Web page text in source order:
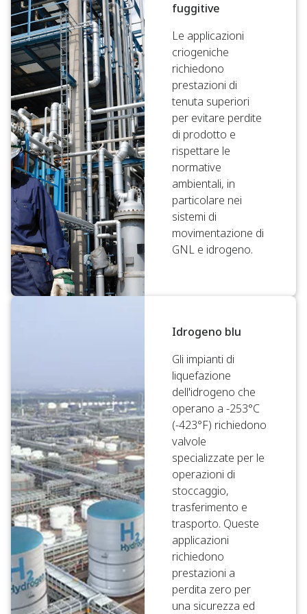
fuggitive
Le applicazioni
criogeniche
richiedono
prestazioni di
tenuta superiori
per evitare perdite
di prodotto e
rispettare le
normative
ambientali, in
particolare nei
sistemi di
movimentazione di
GNL e idrogeno.
Idrogeno blu
Gli impianti di
liquefazione
dell'idrogeno che
operano a -253°C
(-423°F) richiedono
valvole
specializzate per le
operazioni di
stoccaggio,
trasferimento e
trasporto. Queste
applicazioni
richiedono
prestazioni a
perdita zero per
una sicurezza ed